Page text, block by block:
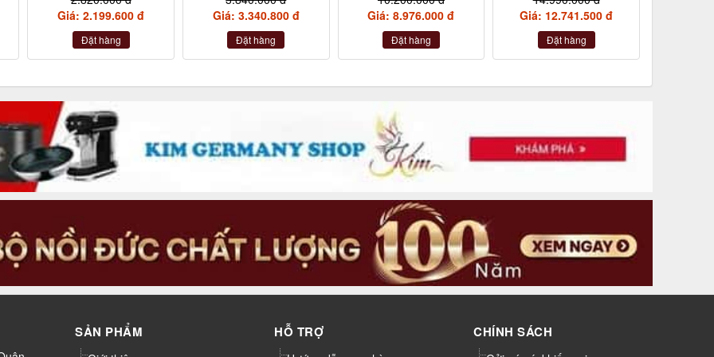
Giá: 2.199.600 đ
Đặt hàng
Giá: 3.340.800 đ
Đặt hàng
Giá: 8.976.000 đ
Đặt hàng
Giá: 12.741.500 đ
Đặt hàng
SẢN PHẨM HỖ TRỢ CHÍNH SÁCH